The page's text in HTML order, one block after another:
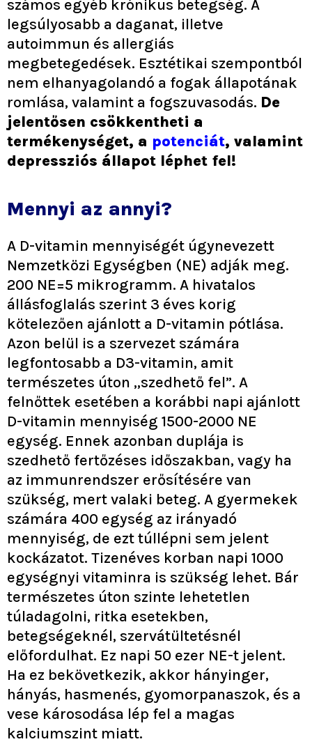
számos egyéb krónikus betegség. A
legsúlyosabb a daganat, illetve
autoimmun és allergiás
megbetegedések. Esztétikai szempontból
nem elhanyagolandó a fogak állapotának
romlása, valamint a fogszuvasodás. De
jelentősen csökkentheti a
termékenységet, a potenciát, valamint
depressziós állapot léphet fel!
Mennyi az annyi?
A D-vitamin mennyiségét úgynevezett
Nemzetközi Egységben (NE) adják meg.
200 NE=5 mikrogramm. A hivatalos
állásfoglalás szerint 3 éves korig
kötelezően ajánlott a D-vitamin pótlása.
Azon belül is a szervezet számára
legfontosabb a D3-vitamin, amit
természetes úton ,,szedhető fel”. A
felnőttek esetében a korábbi napi ajánlott
D-vitamin mennyiség 1500-2000 NE
egység. Ennek azonban duplája is
szedhető fertőzéses időszakban, vagy ha
az immunrendszer erősítésére van
szükség, mert valaki beteg. A gyermekek
számára 400 egység az irányadó
mennyiség, de ezt túllépni sem jelent
kockázatot. Tizenéves korban napi 1000
egységnyi vitaminra is szükség lehet. Bár
természetes úton szinte lehetetlen
túladagolni, ritka esetekben,
betegségeknél, szervátültetésnél
előfordulhat. Ez napi 50 ezer NE-t jelent.
Ha ez bekövetkezik, akkor hányinger,
hányás, hasmenés, gyomorpanaszok, és a
vese károsodása lép fel a magas
kalciumszint miatt.